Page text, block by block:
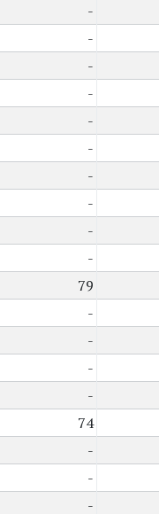
-
-
-
-
-
-
-
-
-
-
79
-
-
-
-
74
-
-
-